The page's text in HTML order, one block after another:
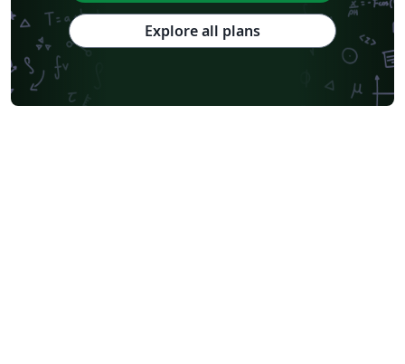
Explore all plans